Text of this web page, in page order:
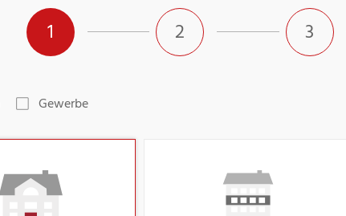
1 2 3
Gewerbe